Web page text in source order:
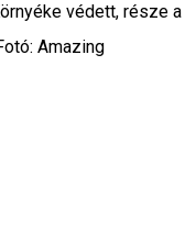
védett, része a
Amazing